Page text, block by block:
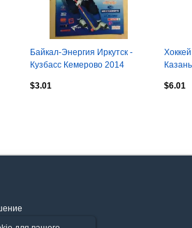
Байкал-Энергия Иркутск -
Кузбасс Кемерово 2014
$3.01
плей-
$6.01